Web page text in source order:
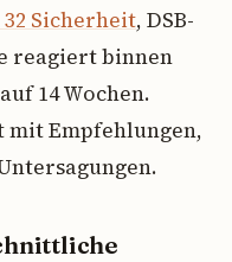
Sicherheit, DSB-
reagiert binnen
14 Wochen.
mit Empfehlungen,